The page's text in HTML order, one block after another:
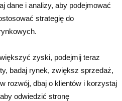
dane i analizy, aby podejmować
strategię do
zyski, podejmij teraz
badaj rynek, zwiększ sprzedaż,
rozwój, dbaj o klientów i korzystaj
odwiedzić stronę